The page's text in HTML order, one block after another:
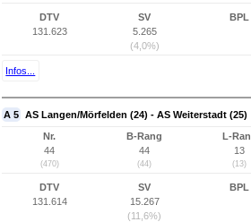
DTV
131.623
SV
5.265
(4,0%)
BPL
Infos...
A 5 AS Langen/Mörfelden (24) - AS Weiterstadt (25)
Nr.
44
(470)
B-Rang
44
(44)
L-
13
(13)
DTV
131.614
SV
15.267
(11,6%)
BPL